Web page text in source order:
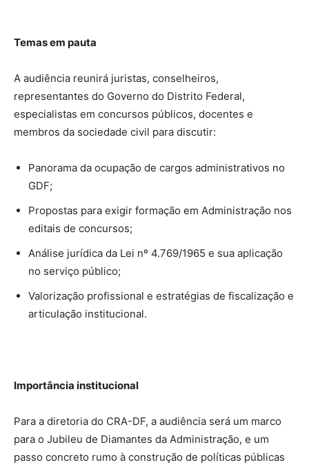
Temas em pauta
A audiência reunirá juristas, conselheiros,
representantes do Governo do Distrito Federal,
especialistas em concursos públicos, docentes e
membros da sociedade civil para discutir:
Panorama da ocupação de cargos administrativos no
GDF;
Propostas para exigir formação em Administração nos
editais de concursos;
Análise jurídica da Lei nº 4.769/1965 e sua aplicação
no serviço público;
Valorização profissional e estratégias de fiscalização e
articulação institucional.
Importância institucional
Para a diretoria do CRA-DF, a audiência será um marco
para o Jubileu de Diamantes da Administração, e um
passo concreto rumo à construção de políticas públicas